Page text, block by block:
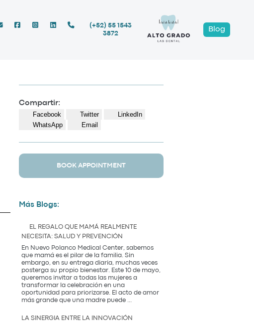
(+52) 55 1543
3872
Blog
Compartir:
Facebook Twitter
LinkedIn
WhatsApp
Email
BOOK APPOINTMENT
Más Blogs:
EL REGALO QUE MAMÁ REALMENTE
NECESITA: SALUD Y PREVENCIÓN
En Nuevo Polanco Medical Center, sabemos
que mamá es el pilar de la familia. Sin
embargo, en su entrega diaria, muchas veces
posterga su propio bienestar. Este 10 de mayo,
queremos invitar a todas las mujeres a
transformar la celebración en una
oportunidad para priorizarse. El acto de amor
más grande que una madre puede ...
que
LA SINERGIA ENTRE LA INNOVACIÓN